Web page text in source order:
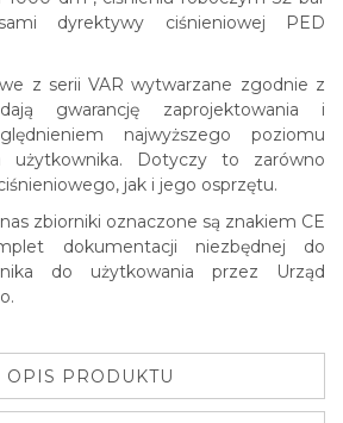
dyrektywy ciśnieniowej PED
z serii VAR wytwarzane zgodnie z
gwarancję zaprojektowania i
najwyższego poziomu
użytkownika. Dotyczy to zarówno
jak i jego osprzętu.
zbiorniki oznaczone są znakiem CE
dokumentacji niezbędnej do
do użytkowania przez Urząd
OPIS PRODUKTU